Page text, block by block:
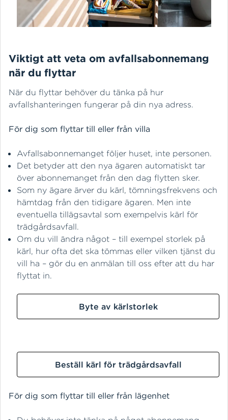
Viktigt att veta om avfallsabonnemang
när du flyttar
När du flyttar behöver du tänka på hur
avfallshanteringen fungerar på din nya adress.
För dig som flyttar till eller från villa
Avfallsabonnemanget följer huset, inte personen.
Det betyder att den nya ägaren automatiskt tar
över abonnemanget från den dag flytten sker.
Som ny ägare ärver du kärl, tömningsfrekvens och
hämtdag från den tidigare ägaren. Men inte
eventuella tillägsavtal som exempelvis kärl för
trädgårdsavfall.
Om du vill ändra något – till exempel storlek på
kärl, hur ofta det ska tömmas eller vilken tjänst du
vill ha – gör du en anmälan till oss efter att du har
flyttat in.
Byte av kärlstorlek
Beställ kärl för trädgårdsavfall
För dig som flyttar till eller från lägenhet